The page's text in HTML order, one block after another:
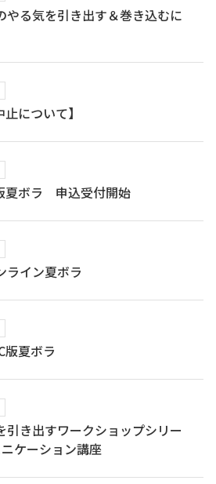
やる気を引き出す＆巻き込むに
について】
夏ボラ 申込受付開始
ライン夏ボラ
版夏ボラ
引き出すワークショップシリー
ケーション講座